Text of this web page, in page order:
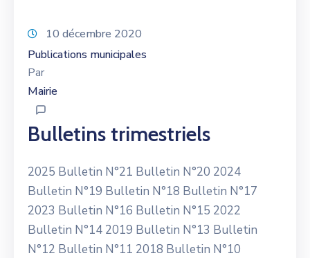
10 décembre 2020
Publications municipales
Par
Mairie
Bulletins trimestriels
2025 Bulletin N°21 Bulletin N°20 2024
Bulletin N°19 Bulletin N°18 Bulletin N°17
2023 Bulletin N°16 Bulletin N°15 2022
Bulletin N°14 2019 Bulletin N°13 Bulletin
N°12 Bulletin N°11 2018 Bulletin N°10